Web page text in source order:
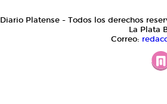
Diario Platense - Todos los derechos
La Plata
Correo: